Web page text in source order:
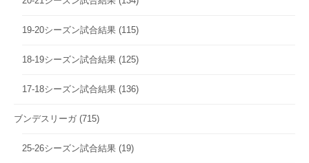
19-20シーズン試合結果 (115)
18-19シーズン試合結果 (125)
17-18シーズン試合結果 (136)
ブンデスリーガ (715)
25-26シーズン試合結果 (19)